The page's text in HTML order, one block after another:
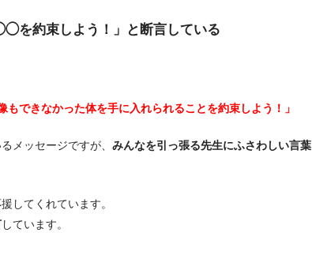
を約束しよう！」と断言している
もできなかった体を手に入れられることを約束しよう！」
メッセージですが、 みんなを引っ張る先生にふさわしい言葉
してくれています。
しています。